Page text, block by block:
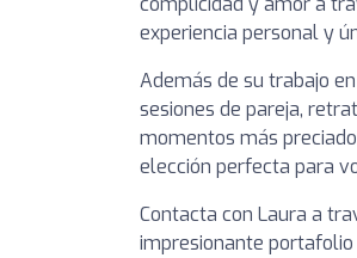
experiencia personal y
Además de su trabajo
sesiones de pareja,
momentos más
elección perfecta para
Contacta con Laura a
impresionante